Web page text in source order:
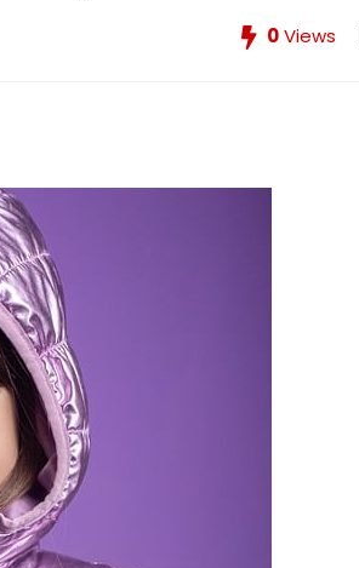
0Views